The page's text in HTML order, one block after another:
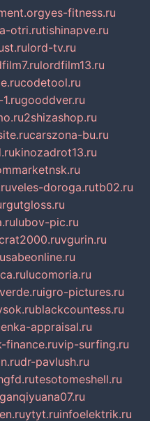
yes-fitness.ru
otri.rutishinapve.ru
lord-tv.ru
lordfilm13.ru
codetool.ru
gooddver.ru
2shizashop.ru
carszona-bu.ru
kinozadrot13.ru
veles-doroga.rutb02.ru
lubov-pic.ru
vgurin.ru
sabeonline.ru
lucomoria.ru
igro-pictures.ru
blackcountess.ru
appraisal.ru
finance.ruvip-surfing.ru
dr-pavlush.ru
tesotomeshell.ru
ytyt.ruinfoelektrik.ru